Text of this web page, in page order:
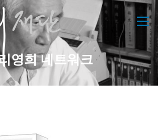
메뉴
영희 네트워크